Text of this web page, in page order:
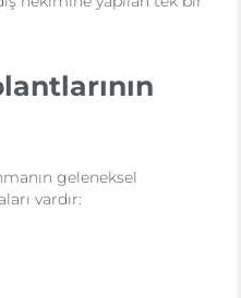
geleneksel
vardır: